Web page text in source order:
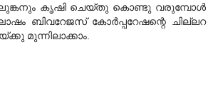
കൃഷി ചെയ്തു കൊണ്ടു വരുമ്പോള്‍
ബിവറേജസ് കോര്‍പ്പറേഷന്റെ ചില്ലറ
മുന്നിലാക്കാം.